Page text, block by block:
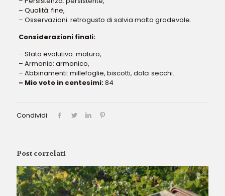
– Qualità: fine,
– Osservazioni: retrogusto di salvia molto gradevole.
Considerazioni finali:
– Stato evolutivo: maturo,
– Armonia: armonico,
– Abbinamenti: millefoglie, biscotti, dolci secchi.
– Mio voto in centesimi:84
Condividi
Post correlati